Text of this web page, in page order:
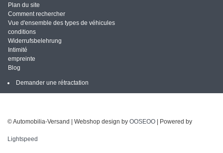
Plan du site
Comment rechercher
Vue d'ensemble des types de véhicules
conditions
Widerrufsbelehrung
Intimité
empreinte
Blog
Demander une rétractation
© Automobilia-Versand | Webshop design by OOSEOO | Powered by
Lightspeed